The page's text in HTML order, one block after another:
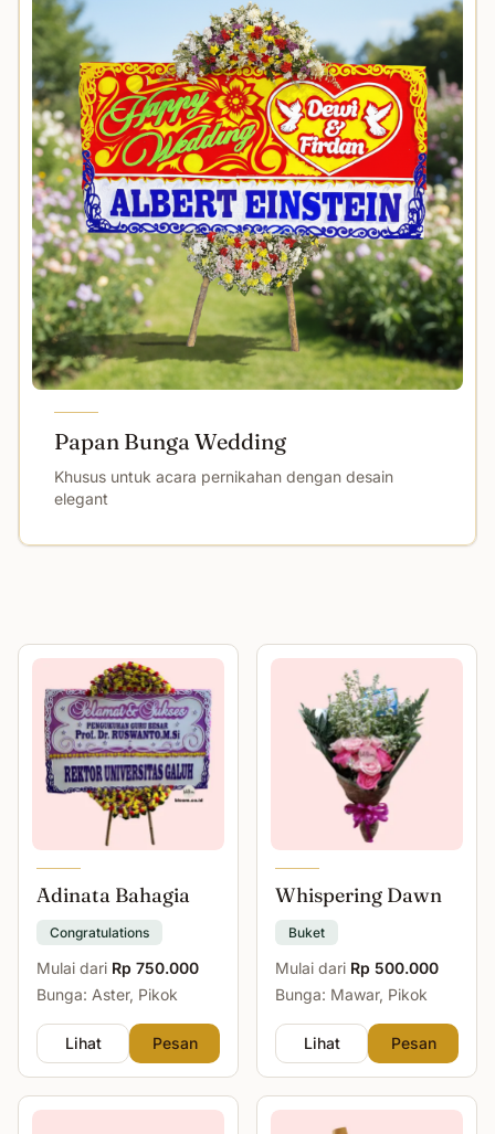
Papan Bunga Wedding
Khusus untuk acara pernikahan dengan desain
elegant
Adinata Bahagia
Congratulations
Mulai dari Rp 750.000
Bunga: Aster, Pikok
Lihat Pesan
Whispering Dawn
Buket
Mulai dari Rp 500.000
Bunga: Mawar, Pikok
Lihat Pesan